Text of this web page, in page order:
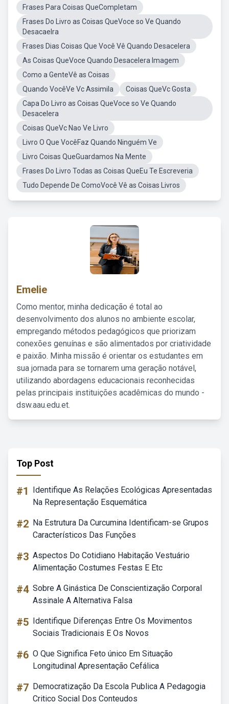
Frases Para Coisas QueCompletam
Frases Do Livro as Coisas QueVoce so Ve Quando
Desacaelra
Frases Dias Coisas Que Você Vê Quando Desacelera
As Coisas QueVoce Quando Desacelera Imagem
Como a GenteVê as Coisas
Quando VocêVe Vc Assimila
Coisas QueVc Gosta
Capa Do Livro as Coisas QueVoce so Ve Quando
Desacelera
Coisas QueVc Nao Ve Livro
Livro O Que VocêFaz Quando Ninguém Ve
Livro Coisas QueGuardamos Na Mente
Frases Do Livro Todas as Coisas QueEu Te Escreveria
Tudo Depende De ComoVocê Vê as Coisas Livros
Emelie
Como mentor, minha dedicação é total ao
desenvolvimento dos alunos no ambiente escolar,
empregando métodos pedagógicos que priorizam
conexões genuínas e são alimentados por criatividade
e paixão. Minha missão é orientar os estudantes em
sua jornada para se tornarem uma geração notável,
utilizando abordagens educacionais reconhecidas
pelas principais instituições acadêmicas do mundo -
dsw.aau.edu.et.
Top Post
#1
Identifique As Relações Ecológicas Apresentadas
Na Representação Esquemática
#2 Na Estrutura Da Curcumina Identificam-se Grupos
Característicos Das Funções
#3 Aspectos Do Cotidiano Habitação Vestuário
Alimentação Costumes Festas E Etc
#4 Sobre A Ginástica De Conscientização Corporal
Assinale A Alternativa Falsa
#5 Identifique Diferenças Entre Os Movimentos
Sociais Tradicionais E Os Novos
#6 O Que Significa Feto único Em Situação
Longitudinal Apresentação Cefálica
#7 Democratização Da Escola Publica A Pedagogia
Critico Social Dos Conteudos